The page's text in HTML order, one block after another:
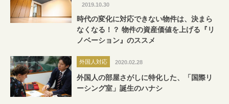
2019.10.30
時代の変化に対応できない物件は、決まら
なくなる！？ 物件の資産価値を上げる『リ
ノベーション』のススメ
外国人対応 2020.02.28
外国人の部屋さがしに特化した、「国際リ
ーシング室」誕生のハナシ